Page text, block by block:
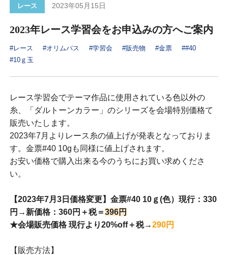
レース 2023年05月15日
2023年レース学習会をお申込みの方へご案内
#レース #オリムパス #学習会 #販売物 #金票
##40
#10ｇ玉
レース学習会でテーマ作品に使用されている色以外の
糸、「ダルトーンカラー」のシリーズを会場特別価格て
販売いたします。
2023年7月よりレース糸の値上げが発表となっておりま
す。金票#40 10gも同様に値上げされます。
お安い価格で購入出来る今のうちにお買い求めくださ
い。
【2023年7月3日価格変更】金票#40 10ｇ(色）現行：330
円→新価格：360円＋税＝396円
★会場販売価格 現行より20%off＋税→290円
【販売方法】